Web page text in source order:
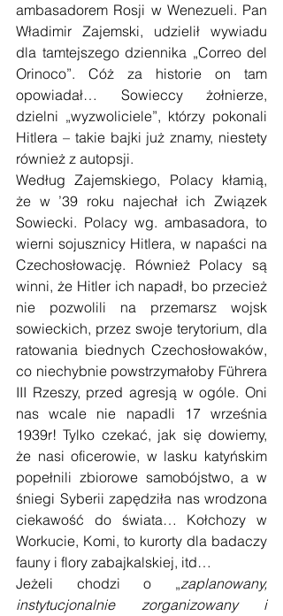
ambasadorem Rosji w Wenezueli. Pan
Władimir Zajemski, udzielił wywiadu
dla tamtejszego dziennika „Correo del
Orinoco”. Cóż za historie on tam
opowiadał… Sowieccy żołnierze,
dzielni „wyzwoliciele”, którzy pokonali
Hitlera – takie bajki już znamy, niestety
również z autopsji.
Według Zajemskiego, Polacy kłamią,
że w ’39 roku najechał ich Związek
Sowiecki. Polacy wg. ambasadora, to
wierni sojusznicy Hitlera, w napaści na
Czechosłowację. Również Polacy są
winni, że Hitler ich napadł, bo przecież
nie pozwolili na przemarsz wojsk
sowieckich, przez swoje terytorium, dla
ratowania biednych Czechosłowaków,
co niechybnie powstrzymałoby Führera
III Rzeszy, przed agresją w ogóle. Oni
nas wcale nie napadli 17 września
1939r! Tylko czekać, jak się dowiemy,
że nasi oficerowie, w lasku katyńskim
popełnili zbiorowe samobójstwo, a w
śniegi Syberii zapędziła nas wrodzona
ciekawość do świata… Kołchozy w
Workucie, Komi, to kurorty dla badaczy
fauny i flory zabajkalskiej, itd…
Jeżeli chodzi o „zaplanowany,
instytucjonalnie zorganizowany i